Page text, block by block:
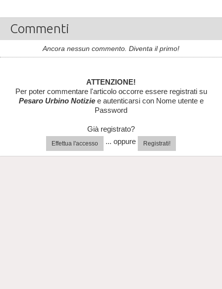
Commenti
Ancora nessun commento. Diventa il primo!
ATTENZIONE!
Per poter commentare l'articolo occorre essere registrati su
Pesaro Urbino Notiziee autenticarsi con Nome utente e
Password
Già registrato?
Effettua l'accesso ... oppure Registrati!